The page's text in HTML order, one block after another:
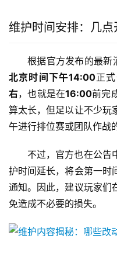
维护时间安排：几点
根据官方发布的最新
北京时间下午14:00正
右，也就是在16:00前完
算太长，但足以让不少玩
午进行排位赛或团队作战
不过，官方也在公告
护时间延长，将会第一时
通知。因此，建议玩家们
免造成不必要的损失。